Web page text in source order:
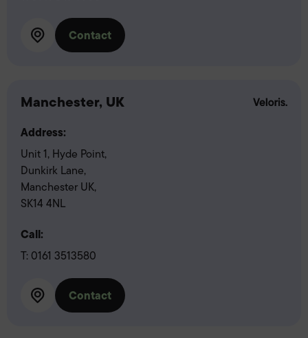
Contact
Manchester, UK
Address:
Unit 1, Hyde Point,
Dunkirk Lane,
Manchester UK,
SK14 4NL
Call:
T: 0161 3513580
Contact